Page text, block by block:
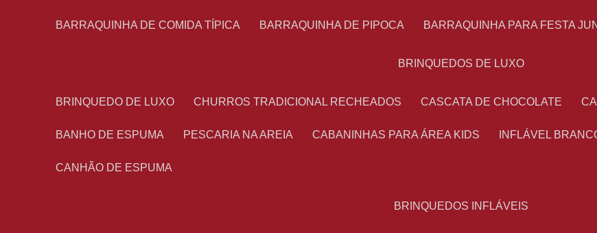
BARRAQUINHA DE COMIDA TÍPICA BARRAQUINHA DE PIPOCA BARRAQUINHA PARA FESTA
BRINQUEDOS DE LUXO
BRINQUEDO DE LUXO CHURROS TRADICIONAL RECHEADOS CASCATA DE CHOCOLATE
BANHO DE ESPUMA PESCARIA NA AREIA CABANINHAS PARA ÁREA KIDS INFLÁVEL
CANHÃO DE ESPUMA
BRINQUEDOS INFLÁVEIS